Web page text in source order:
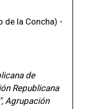
de la Concha) -
de
Republicana
Agrupación